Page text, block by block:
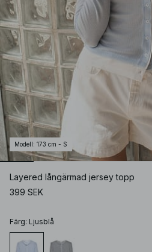
Modell : 173 cm - S
Layered långärmad jersey topp
399 SEK
Färg: Ljusblå